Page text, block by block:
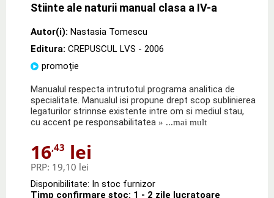
Stiinte ale naturii manual clasa a IV-a
Autor(i): Nastasia Tomescu
Editura: CREPUSCUL LVS - 2006
promoție
Manualul respecta intrutotul programa analitica de
specialitate. Manualul isi propune drept scop sublinierea
legaturilor strinnse existente intre om si mediul stau,
cu accent pe responsabilitatea » ...mai mult
16,43 lei
PRP: 19,10 lei
Disponibilitate: In stoc furnizor
Timp confirmare stoc: 1 - 2 zile lucratoare